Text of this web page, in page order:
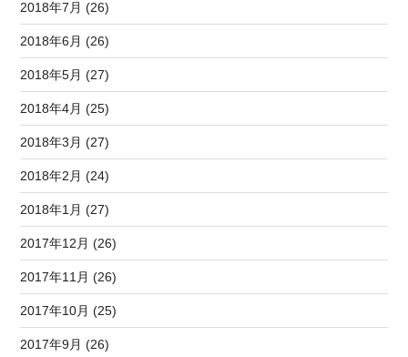
2018年7月 (26)
2018年6月 (26)
2018年5月 (27)
2018年4月 (25)
2018年3月 (27)
2018年2月 (24)
2018年1月 (27)
2017年12月 (26)
2017年11月 (26)
2017年10月 (25)
2017年9月 (26)